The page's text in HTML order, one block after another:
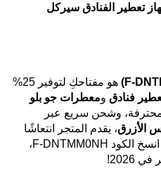
تعطير الفنادق سيركل
هو مفتاحكِ لتوفير 25%
فنادق ومعطرات جو بلو
محترفة، وشحن سريع عبر
الأزرق، يقدم المتجر انتعاشًا
يوميًا. زر couponaat.com الآن، انسخ الكود F-DNTMM0NH،